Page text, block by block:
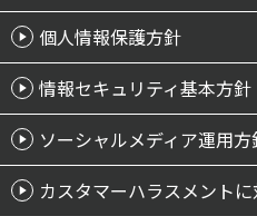
個人情報保護方針
情報セキュリティ基本方針
ソーシャルメディア運用方
カスタマーハラスメント